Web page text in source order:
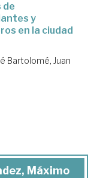
de
y
en la ciudad
Bartolomé, Juan
Máximo